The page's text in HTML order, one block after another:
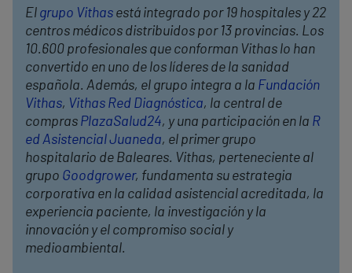
El grupo Vithas está integrado por 19 hospitales y 22
centros médicos distribuidos por 13 provincias. Los
10.600 profesionales que conforman Vithas lo han
convertido en uno de los líderes de la sanidad
española. Además, el grupo integra a la Fundación
Vithas, Vithas Red Diagnóstica, la central de
compras PlazaSalud24, y una participación en la R
ed Asistencial Juaneda, el primer grupo
hospitalario de Baleares. Vithas, perteneciente al
grupo Goodgrower, fundamenta su estrategia
corporativa en la calidad asistencial acreditada, la
experiencia paciente, la investigación y la
innovación y el compromiso social y
medioambiental.